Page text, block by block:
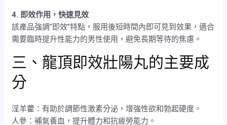
4. 即效作用，快速見效
該產品強調“即效”特點，服用後短時間內即可見到效果，適合
需要臨時提升性能力的男性使用，避免長期等待的焦慮。
三、龍頂即效壯陽丸的主要成
分
淫羊藿：有助於調節性激素分泌，增強性欲和勃起硬度。
人參：補氣養血，提升體力和抗疲勞能力。